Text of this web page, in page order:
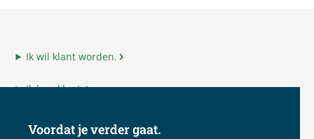
Voordat je verder gaat.
Ik wil klant worden.
Ik ben klant.
Ik ben adviseur.